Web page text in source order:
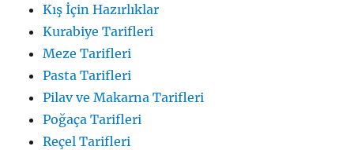
Kış İçin Hazırlıklar
Kurabiye Tarifleri
Meze Tarifleri
Pasta Tarifleri
Pilav ve Makarna Tarifleri
Poğaça Tarifleri
Reçel Tarifleri